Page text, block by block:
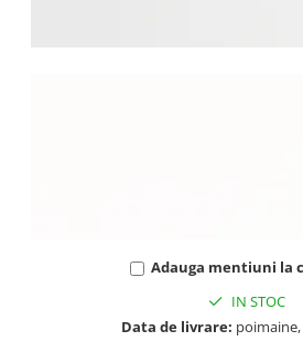
Adauga mentiuni la
IN STOC
Data de livrare: poimaine,